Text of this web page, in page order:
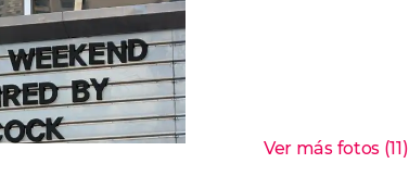
Ver más fotos (11)